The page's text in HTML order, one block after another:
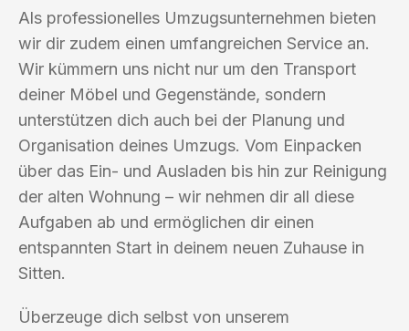
Als professionelles Umzugsunternehmen bieten
wir dir zudem einen umfangreichen Service an.
Wir kümmern uns nicht nur um den Transport
deiner Möbel und Gegenstände, sondern
unterstützen dich auch bei der Planung und
Organisation deines Umzugs. Vom Einpacken
über das Ein- und Ausladen bis hin zur Reinigung
der alten Wohnung – wir nehmen dir all diese
Aufgaben ab und ermöglichen dir einen
entspannten Start in deinem neuen Zuhause in
Sitten.
Überzeuge dich selbst von unserem